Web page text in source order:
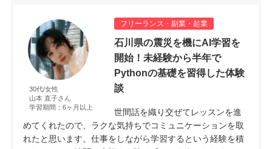
フリーランス・副業・起業
30代/女性
山本 直子さん
学習期間：6ヶ月以上
石川県の震災を機にAI学習を
開始！未経験から半年で
Pythonの基礎を習得した体験
談
世間話を織り交ぜてレッスンを進
めてくれたので、ラクな気持ちでコミュニケーションを取
れたと思います。仕事をしながら学習するという経験を積